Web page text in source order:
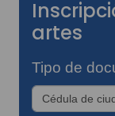
artes
Tipo de